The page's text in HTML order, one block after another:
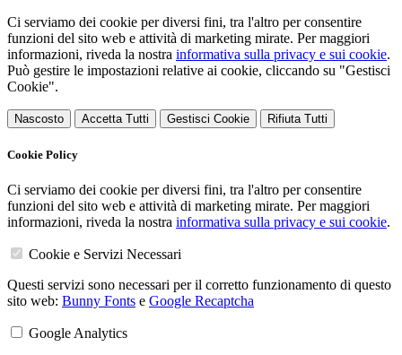
Ci serviamo dei cookie per diversi fini, tra l'altro per consentire
funzioni del sito web e attività di marketing mirate. Per maggiori
informazioni, riveda la nostra informativa sulla privacy e sui cookie.
Può gestire le impostazioni relative ai cookie, cliccando su "Gestisci
Cookie".
Nascosto Accetta Tutti Gestisci Cookie Rifiuta Tutti
Cookie Policy
Ci serviamo dei cookie per diversi fini, tra l'altro per consentire
funzioni del sito web e attività di marketing mirate. Per maggiori
informazioni, riveda la nostra informativa sulla privacy e sui cookie.
Cookie e Servizi Necessari
Questi servizi sono necessari per il corretto funzionamento di questo
sito web: Bunny Fonts e Google Recaptcha
Google Analytics